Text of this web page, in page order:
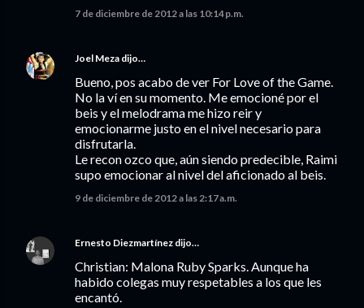
7 de diciembre de 2012 a las 10:14 p.m.
Joel Meza dijo…
Bueno, pos acabo de ver For Love of the Game.
No la ví en su momento. Me emocioné por el
beis y el melodrama me hizo reir y
emocionarme justo en el nivel necesario para
disfrutarla.
Le recon ozco que, aún siendo predecible, Raimi
supo emocionar al nivel del aficionado al beis.
9 de diciembre de 2012 a las 2:17 a.m.
Ernesto Diezmartínez dijo…
Christian: Malona Ruby Sparks. Aunque ha
habido colegas muy respetables a los que les
encantó.